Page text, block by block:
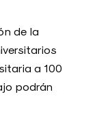
de la
a 100
podrán